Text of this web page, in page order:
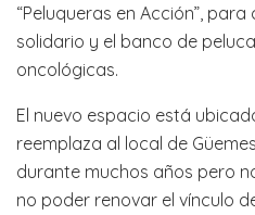
“Peluqueras en Acción”,
solidario y el banco de
oncológicas.
El nuevo espacio está
reemplaza al local de
durante muchos años pero
no poder renovar el vínculo